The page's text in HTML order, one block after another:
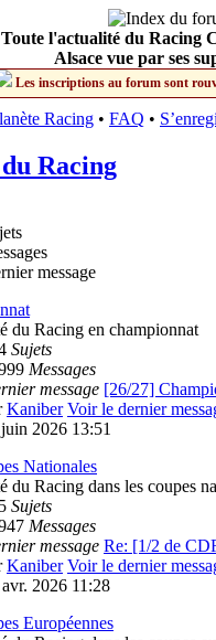
Toute l'actualité du Racing
Alsace vue par ses
Les inscriptions au forum sont
Racing • FAQ •
Racing
message
du Racing en championnat
Sujets
Messages
message [26/27]
Kaniber Voir le dernier
2026 13:51
Nationales
du Racing dans les coupes
Sujets
Messages
message Re: [1/2 de
Kaniber Voir le dernier
2026 11:28
Européennes